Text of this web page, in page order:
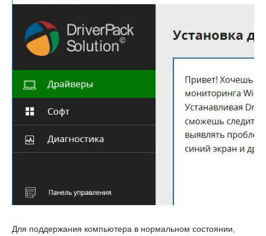
Для поддержания компьютера в нормальном состоянии,